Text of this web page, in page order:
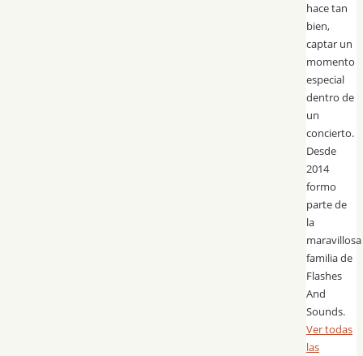
hace tan
bien,
captar un
momento
especial
dentro de
un
concierto.
Desde
2014
formo
parte de
la
maravillosa
familia de
Flashes
And
Sounds.
Ver todas
las